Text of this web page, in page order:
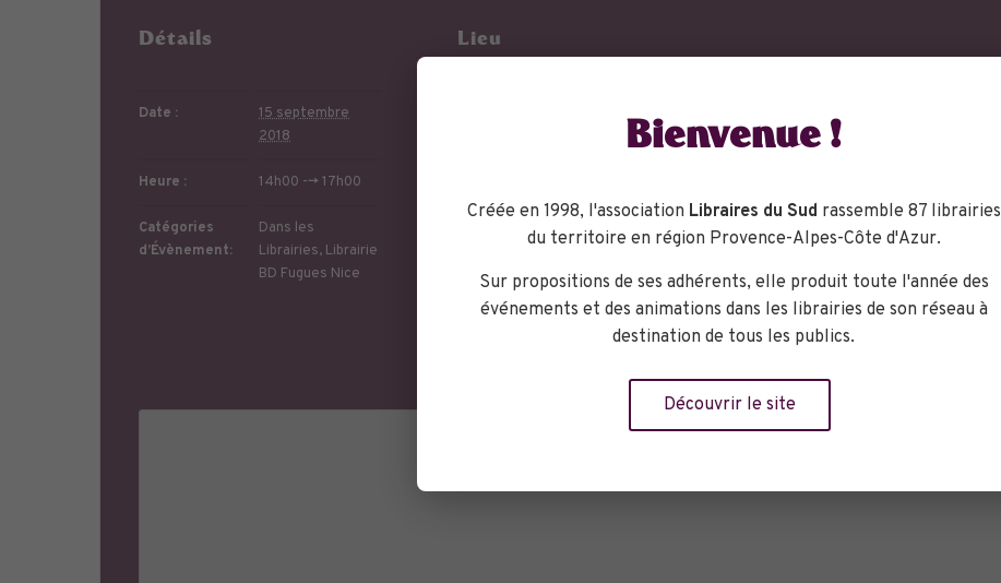
Détails
Date :
15 septembre
2018
Heure : 14h00 --> 17h00
Catégories
d’Évènement:
Dans les
Librairies, Librairie
BD Fugues Nice
Lieu
Fugues Nice
d’Angleterre
Nice,
+33493874922
www.bdfuguecafe.fr
Bienvenue !
Créée en 1998, l'association Libraires du Sud rassemble 87 librairies
du territoire en région Provence-Alpes-Côte d'Azur.
Sur propositions de ses adhérents, elle produit toute l'année des
événements et des animations dans les librairies de son réseau à
destination de tous les publics.
Découvrir le site